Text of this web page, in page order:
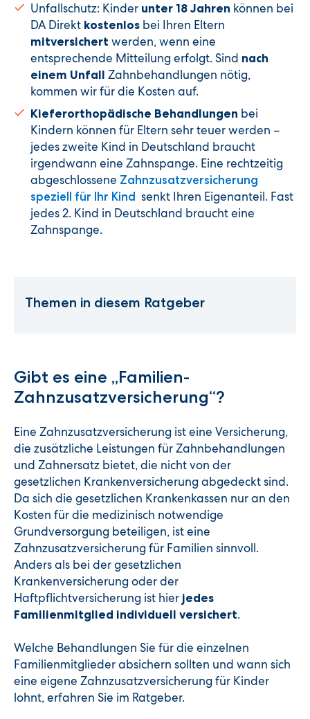
Unfallschutz: Kinder unter 18 Jahren können bei
DA Direkt kostenlos bei Ihren Eltern
mitversichert werden, wenn eine
entsprechende Mitteilung erfolgt. Sind nach
einem Unfall Zahnbehandlungen nötig,
kommen wir für die Kosten auf.
Kieferorthopädische Behandlungen bei
Kindern können für Eltern sehr teuer werden –
jedes zweite Kind in Deutschland braucht
irgendwann eine Zahnspange. Eine rechtzeitig
abgeschlossene Zahnzusatzversicherung
speziell für Ihr Kind senkt Ihren Eigenanteil. Fast
jedes 2. Kind in Deutschland braucht eine
Zahnspange.
Themen in diesem Ratgeber
Gibt es eine „Familien-
Zahnzusatzversicherung“?
Eine Zahnzusatzversicherung ist eine Versicherung,
die zusätzliche Leistungen für Zahnbehandlungen
und Zahnersatz bietet, die nicht von der
gesetzlichen Krankenversicherung abgedeckt sind.
Da sich die gesetzlichen Krankenkassen nur an den
Kosten für die medizinisch notwendige
Grundversorgung beteiligen, ist eine
Zahnzusatzversicherung für Familien sinnvoll.
Anders als bei der gesetzlichen
Krankenversicherung oder der
Haftpflichtversicherung ist hier jedes
Familienmitglied individuell versichert.
Welche Behandlungen Sie für die einzelnen
Familienmitglieder absichern sollten und wann sich
eine eigene Zahnzusatzversicherung für Kinder
lohnt, erfahren Sie im Ratgeber.